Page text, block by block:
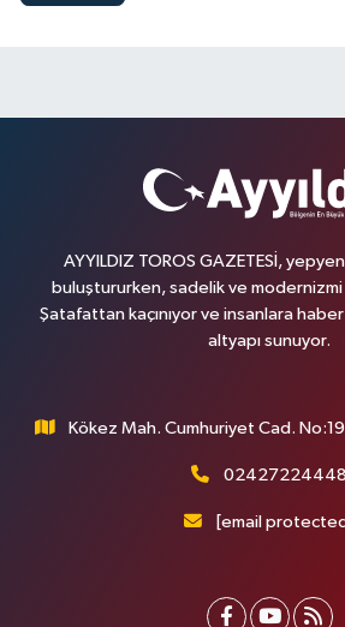
AYYILDIZ TOROS GAZETESİ,
buluştururken, sadelik ve
Şatafattan kaçınıyor ve insanlara
altyapı sunuyor.
Kökez Mah. Cumhuriyet Cad.
02427224448
[email